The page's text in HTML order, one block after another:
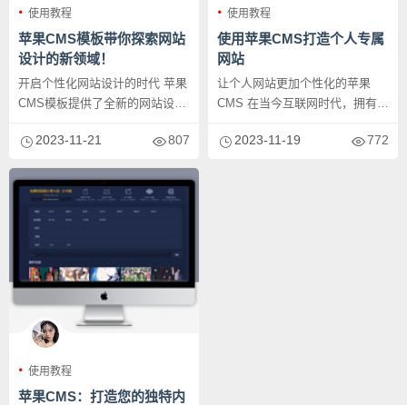
使用教程
苹果CMS模板带你探索网站
设计的新领域！
开启个性化网站设计的时代 苹果
CMS模板提供了全新的网站设计
个...2023-11-21 807
使用教程
使用苹果CMS打造个人专属
网站
让个人网站更加个性化的苹果
CMS 在当今互联网时代，拥有一
自...2023-11-19 772
使用教程
苹果CMS：打造您的独特内